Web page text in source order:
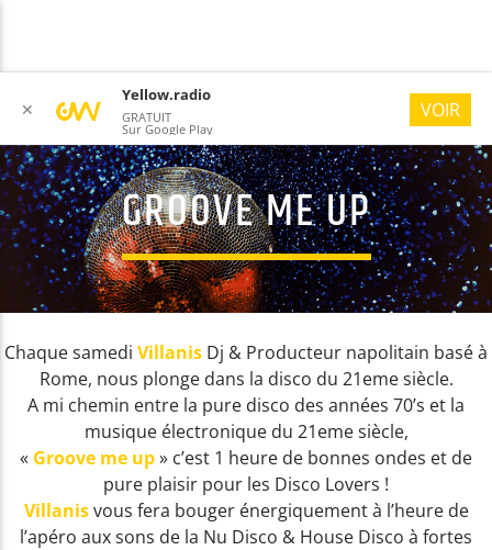
YELLOW RADIO
#ONLYGOODVIBES
GROOVE ME UP
Chaque samedi Villanis Dj & Producteur napolitain basé à
Rome, nous plonge dans la disco du 21eme siècle.
A mi chemin entre la pure disco des années 70’s et la
musique électronique du 21eme siècle,
« Groove me up» c’est 1 heure de bonnes ondes et de
pure plaisir pour les Disco Lovers !
Villanisvous fera bouger énergiquement à l’heure de
l’apéro aux sons de la Nu Disco & House Disco à fortes
✕
Yellow.radio
GRATUIT
Sur Google Play
VOIR